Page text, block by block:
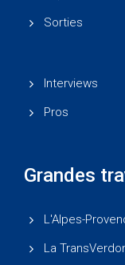
Sorties
Interviews
Pros
Grandes
L'Alpes-
La